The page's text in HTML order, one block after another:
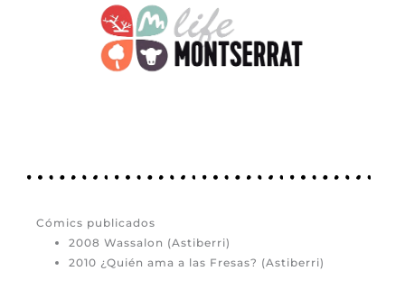
Cómics publicados
2008 Wassalon (Astiberri)
2010 ¿Quién ama a las Fresas? (Astiberri)